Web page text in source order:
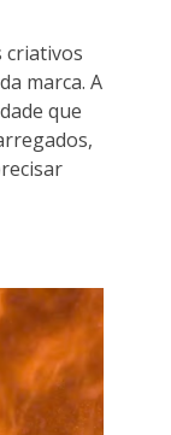
criativos
marca. A
que